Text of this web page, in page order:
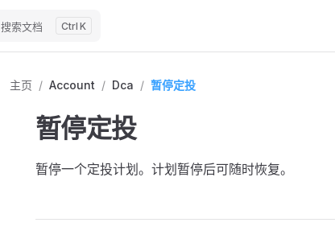
搜索文档 K
主页 / Account / Dca / 暂停定投
暂停定投
暂停一个定投计划。计划暂停后可随时恢复。